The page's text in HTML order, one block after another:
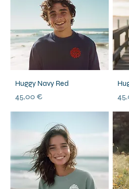
Huggy Navy Red
Prix
45,00 € Prix